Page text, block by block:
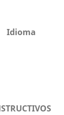
Idioma